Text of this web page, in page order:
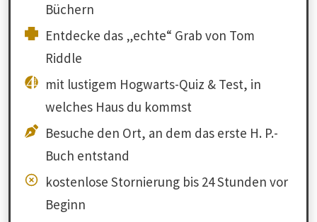
Büchern
Entdecke das „echte“ Grab von Tom
Riddle
mit lustigem Hogwarts-Quiz & Test, in
welches Haus du kommst
Besuche den Ort, an dem das erste H. P.-
Buch entstand
kostenlose Stornierung bis 24 Stunden vor
Beginn